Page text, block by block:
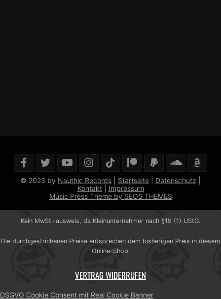
© 2023 by Nauthic Records Startseite Datenschutz
Kontakt| Impressum
Music Press Theme by SEOS THEMES
Kein MwSt.-ausweis, da Kleinunternehmer nach §19 (1) UStG.
Die durchgestrichenen Preise entsprechen dem bisherigen Preis in diesem
Online-Shop.
VERTRAG WIDERRUFEN
DSGVO Cookie Consent mit Real Cookie Banner